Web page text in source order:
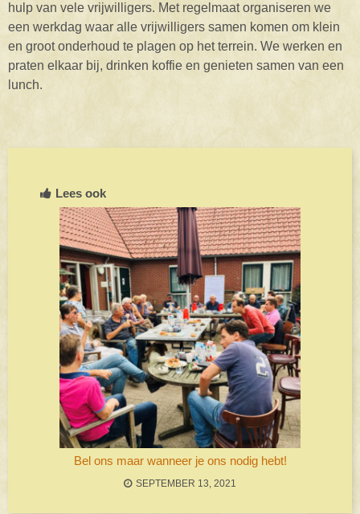
hulp van vele vrijwilligers. Met regelmaat organiseren we
een werkdag waar alle vrijwilligers samen komen om klein
en groot onderhoud te plagen op het terrein. We werken en
praten elkaar bij, drinken koffie en genieten samen van een
lunch.
Lees ook
Bel ons maar wanneer je ons nodig hebt!
SEPTEMBER 13, 2021